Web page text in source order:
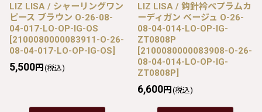
LIZ LISA / シャーリングワン
ピース ブラウン O-26-08-
04-017-LO-OP-IG-OS
[2100080000083911-O-26-
08-04-017-LO-OP-IG-OS]
5,500円 (税込)
LIZ LISA / 鈎針衿ペプラムカ
ーディガン ベージュ O-26-
08-04-014-LO-OP-IG-
ZT0808P
[2100080000083908-O-26-
08-04-014-LO-OP-IG-
ZT0808P]
6,600円 (税込)